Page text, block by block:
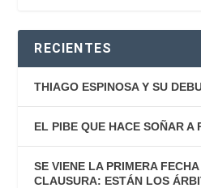
RECIENTES
THIAGO ESPINOSA Y SU
EL PIBE QUE HACE SOÑAR A
SE VIENE LA PRIMERA
CLAUSURA: ESTÁN LOS